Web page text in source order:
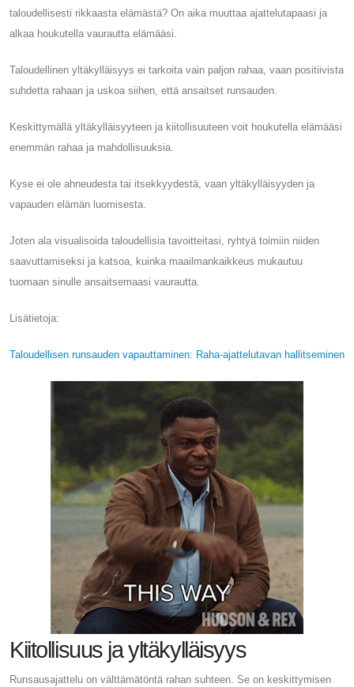
taloudellisesti rikkaasta elämästä? On aika muuttaa ajattelutapaasi ja
alkaa houkutella vaurautta elämääsi.
Taloudellinen yltäkylläisyys ei tarkoita vain paljon rahaa, vaan positiivista
suhdetta rahaan ja uskoa siihen, että ansaitset runsauden.
Keskittymällä yltäkylläisyyteen ja kiitollisuuteen voit houkutella elämääsi
enemmän rahaa ja mahdollisuuksia.
Kyse ei ole ahneudesta tai itsekkyydestä, vaan yltäkylläisyyden ja
vapauden elämän luomisesta.
Joten ala visualisoida taloudellisia tavoitteitasi, ryhtyä toimiin niiden
saavuttamiseksi ja katsoa, ​​kuinka maailmankaikkeus mukautuu
tuomaan sinulle ansaitsemaasi vaurautta.
Lisätietoja:
Taloudellisen runsauden vapauttaminen: Raha-ajattelutavan hallitseminen
Kiitollisuus ja yltäkylläisyys
Runsausajattelu on välttämätöntä rahan suhteen. Se on keskittymisen